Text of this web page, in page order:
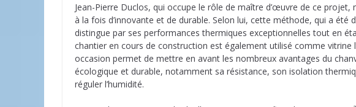
Jean-Pierre Duclos, qui occupe le rôle de maître d’œuvre de ce projet,
à la fois d’innovante et de durable. Selon lui, cette méthode, qui a été
distingue par ses performances thermiques exceptionnelles tout en
chantier en cours de construction est également utilisé comme vitrine
occasion permet de mettre en avant les nombreux avantages du
écologique et durable, notamment sa résistance, son isolation
réguler l’humidité.